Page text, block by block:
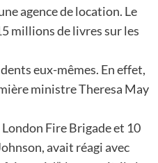
agence de location. Le
millions de livres sur les
eux-mêmes. En effet,
ministre Theresa May
Fire Brigade et 10
avait réagi avec